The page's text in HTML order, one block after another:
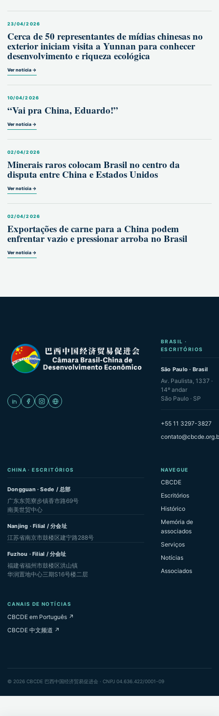
23/04/2026
Cerca de 50 representantes de mídias chinesas no
exterior iniciam visita a Yunnan para conhecer
desenvolvimento e riqueza ecológica
Ver notícia →
10/04/2026
“Vai pra China, Eduardo!”
Ver notícia →
02/04/2026
Minerais raros colocam Brasil no centro da
disputa entre China e Estados Unidos
Ver notícia →
02/04/2026
Exportações de carne para a China podem
enfrentar vazio e pressionar arroba no Brasil
Ver notícia →
BRASIL ·
ESCRITÓRIOS
São Paulo · Brasil
Av. Paulista, 1337 ·
14º andar
São Paulo · SP
+55 11 3297-3827
CHINA · ESCRITÓRIOS
Dongguan · Sede / 总部
广东东莞寮步镇香市路69号
南美世贸中心
Nanjing · Filial / 分会址
江苏省南京市鼓楼区建宁路288号
Fuzhou · Filial / 分会址
福建省福州市鼓楼区洪山镇
华润置地中心三期S16号楼二层
NAVEGUE
CBCDE
Escritórios
Histórico
Memória de
associados
Serviços
Notícias
Associados
CANAIS DE NOTÍCIAS
CBCDE em Português ↗
CBCDE 中文频道 ↗
© 2026 CBCDE 巴西中国经济贸易促进会 · CNPJ 04.636.422/0001-09